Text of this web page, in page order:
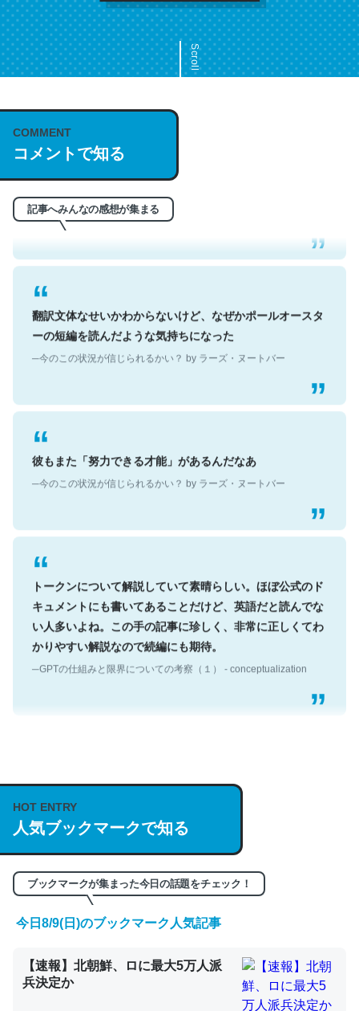
Scroll
COMMENT
コメントで知る
記事へみんなの感想が集まる
これは名文。彼はとてもクレバーなんだろうなと凄く思
う。英語少しでも読める人は原文もお勧め。自分はこの流
れ好き。Let’s Fucking Go. Then Covid hit. Shit.
─今のこの状況が信じられるかい？ by ラーズ・ヌートバー
翻訳文体なせいかわからないけど、なぜかポールオースタ
ーの短編を読んだような気持ちになった
─今のこの状況が信じられるかい？ by ラーズ・ヌートバー
彼もまた「努力できる才能」があるんだなあ
─今のこの状況が信じられるかい？ by ラーズ・ヌートバー
トークンについて解説していて素晴らしい。ほぼ公式のド
キュメントにも書いてあることだけど、英語だと読んでな
い人多いよね。この手の記事に珍しく、非常に正しくてわ
かりやすい解説なので続編にも期待。
─GPTの仕組みと限界についての考察（１） - conceptualization
説してる記事が少ないので貴重な良記事。/続編来た
https://isobe324649.hatenablog.com/entry/2023/03/27
/064121
─GPTの仕組みと限界についての考察（１） - conceptualization
くらい。小説でいう「ずっと前の伏線」は回収されないけ
ど、短期記憶というには多い分量。進化すればするほど分
HOT ENTRY
人気ブックマークで知る
ブックマークが集まった今日の話題をチェック！
今日8/9(日)のブックマーク人気記事
【速報】北朝鮮、ロに最大5万人派
兵決定か